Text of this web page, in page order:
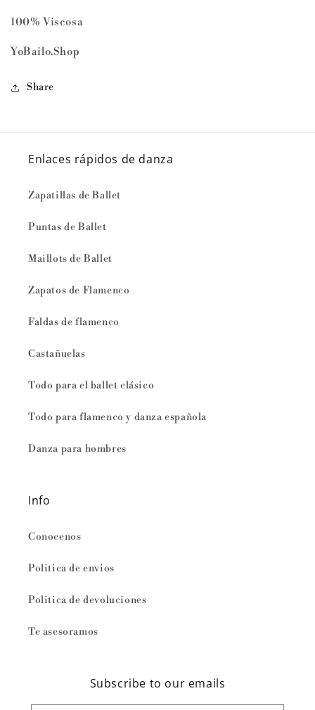
100% Viscosa
YoBailo.Shop
Share
Enlaces rápidos de danza
Zapatillas de Ballet
Puntas de Ballet
Maillots de Ballet
Zapatos de Flamenco
Faldas de flamenco
Castañuelas
Todo para el ballet clásico
Todo para flamenco y danza española
Danza para hombres
Info
Conocenos
Politica de envios
Politica de devoluciones
Te asesoramos
Subscribe to our emails